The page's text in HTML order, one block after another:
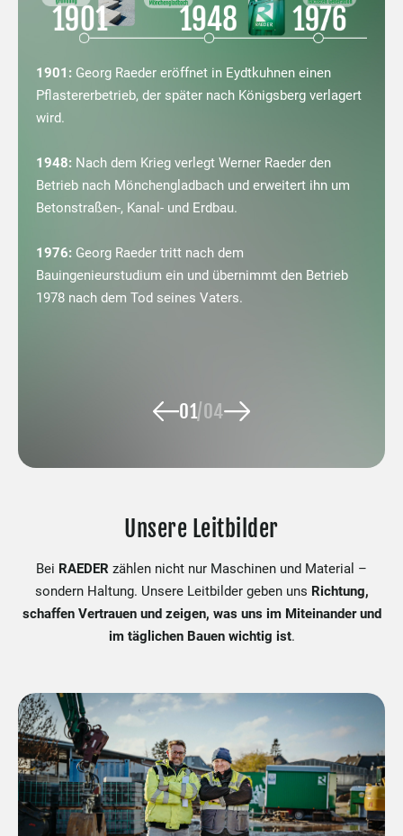
1901: Georg Raeder eröffnet in Eydtkuhnen einen
Pflastererbetrieb, der später nach Königsberg verlagert
wird.
1948: Nach dem Krieg verlegt Werner Raeder den
Betrieb nach Mönchengladbach und erweitert ihn um
Betonstraßen-, Kanal- und Erdbau.
1976: Georg Raeder tritt nach dem
Bauingenieurstudium ein und übernimmt den Betrieb
1978 nach dem Tod seines Vaters.
01/04
Unsere Leitbilder
Bei RAEDER zählen nicht nur Maschinen und Material –
sondern Haltung. Unsere Leitbilder geben uns Richtung,
schaffen Vertrauen und zeigen, was uns im Miteinander und
im täglichen Bauen wichtig ist.